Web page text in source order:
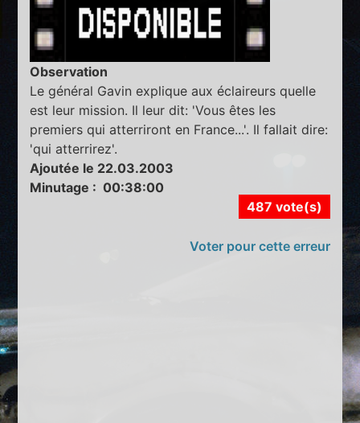
Observation
Le général Gavin explique aux éclaireurs quelle
est leur mission. Il leur dit: 'Vous êtes les
premiers qui atterriront en France...'. Il fallait dire:
'qui atterrirez'.
Ajoutée le 22.03.2003
Minutage : 00:38:00
487 vote(s)
Voter pour cette erreur